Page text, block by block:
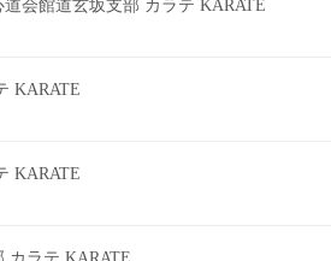
会館道玄坂支部 カラテ KARATE
KARATE
KARATE